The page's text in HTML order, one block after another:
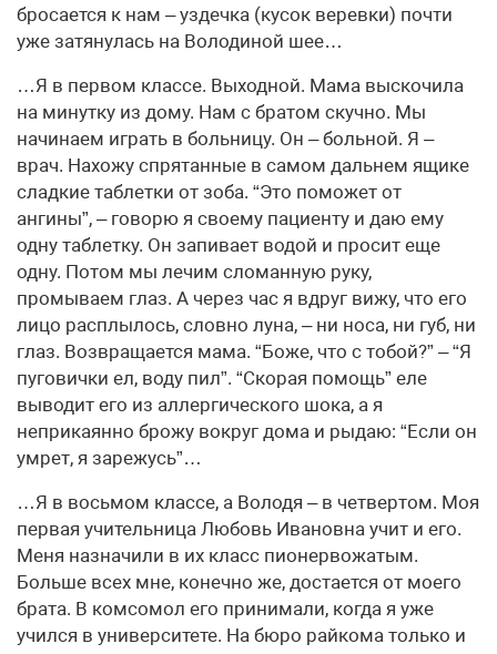
бросается к нам – уздечка (кусок веревки) почти
уже затянулась на Володиной шее…
…Я в первом классе. Выходной. Мама выскочила
на минутку из дому. Нам с братом скучно. Мы
начинаем играть в больницу. Он – больной. Я –
врач. Нахожу спрятанные в самом дальнем ящике
сладкие таблетки от зоба. “Это поможет от
ангины”, – говорю я своему пациенту и даю ему
одну таблетку. Он запивает водой и просит еще
одну. Потом мы лечим сломанную руку,
промываем глаз. А через час я вдруг вижу, что его
лицо расплылось, словно луна, – ни носа, ни губ, ни
глаз. Возвращается мама. “Боже, что с тобой?” – “Я
пуговички ел, воду пил”. “Скорая помощь” еле
выводит его из аллергического шока, а я
неприкаянно брожу вокруг дома и рыдаю: “Если он
умрет, я зарежусь”…
…Я в восьмом классе, а Володя – в четвертом. Моя
первая учительница Любовь Ивановна учит и его.
Меня назначили в их класс пионервожатым.
Больше всех мне, конечно же, достается от моего
брата. В комсомол его принимали, когда я уже
учился в университете. На бюро райкома только и